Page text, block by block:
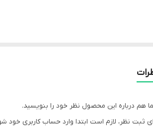
هم درباره این محصول نظر خود را بنویسید.
ثبت نظر، لازم است ابتدا وارد حساب کاربری خود